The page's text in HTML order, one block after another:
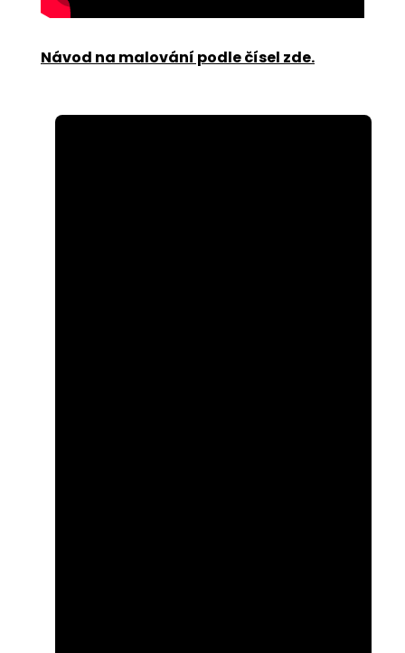
Návod na malování podle čísel zde.